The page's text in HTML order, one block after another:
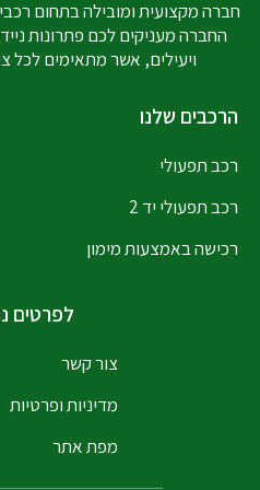
חברה מקצועית ומובילה בתחום רכבים
החברה מעניקים לכם פתרונות
ויעילים, אשר מתאימים לכל
הרכבים שלנו
רכב תפעולי
רכב תפעולי יד 2
רכישה באמצעות מימון
לפרטים
צור קשר
מדיניות ופרטיות
מפת אתר